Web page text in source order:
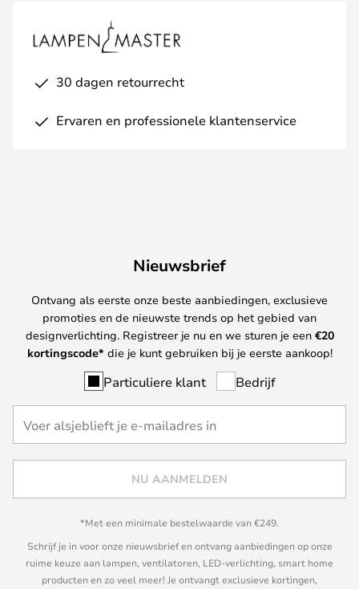
30 dagen retourrecht
Ervaren en professionele klantenservice
Nieuwsbrief
Ontvang als eerste onze beste aanbiedingen, exclusieve
promoties en de nieuwste trends op het gebied van
designverlichting. Registreer je nu en we sturen je een €20
kortingscode* die je kunt gebruiken bij je eerste aankoop!
Particuliere klant Bedrijf
NU AANMELDEN
*Met een minimale bestelwaarde van €249.
Schrijf je in voor onze nieuwsbrief en ontvang aanbiedingen op onze
ruime keuze aan lampen, ventilatoren, LED-verlichting, smart home
producten en zo veel meer! Je ontvangt exclusieve kortingen,